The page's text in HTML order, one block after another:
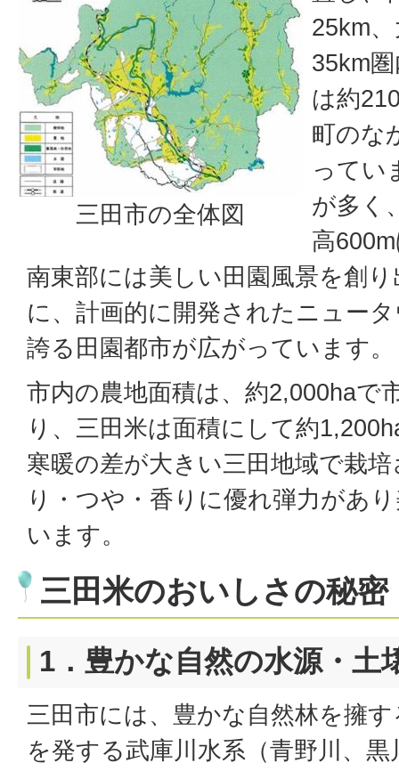
三田市の全体図
25km
35km
は約
町のな
ってい
が多く
高
南東部には美しい田園風景を創
に、計画的に開発されたニュー
誇る田園都市が広がっています。
市内の農地面積は、約2,000haで
り、三田米は面積にして約
寒暖の差が大きい三田地域で栽
り・つや・香りに優れ弾力があ
います。
三田米のおいしさの秘密
1．豊かな自然の水源・土
三田市には、豊かな自然林を擁
を発する武庫川水系（青野川、